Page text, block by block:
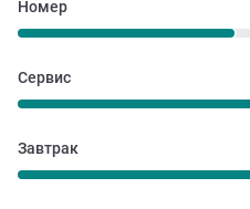
Номер
Сервис
Завтрак